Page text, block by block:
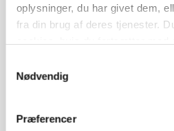
oplysninger, du har givet dem,
fra din brug af deres tjenester.
Nødvendig
Præferencer
Loading...